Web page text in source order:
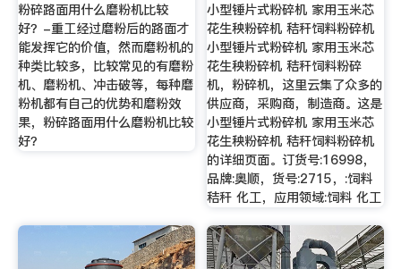
粉碎路面用什么磨粉机比较
好？-重工经过磨粉后的路面才
能发挥它的价值，然而磨粉机的
种类比较多，比较常见的有磨粉
机、磨粉机、冲击破等，每种磨
粉机都有自己的优势和磨粉效
果，粉碎路面用什么磨粉机比较
好？
小型锤片式粉碎机 家用玉米芯
花生秧粉碎机 秸秆饲料粉碎机
小型锤片式粉碎机 家用玉米芯
花生秧粉碎机 秸秆饲料粉碎
机，粉碎机，这里云集了众多的
供应商，采购商，制造商。这是
小型锤片式粉碎机 家用玉米芯
花生秧粉碎机 秸秆饲料粉碎机
的详细页面。订货号:16998，
品牌:奥顺，货号:2715，:饲料
秸秆 化工，应用领域:饲料 化工